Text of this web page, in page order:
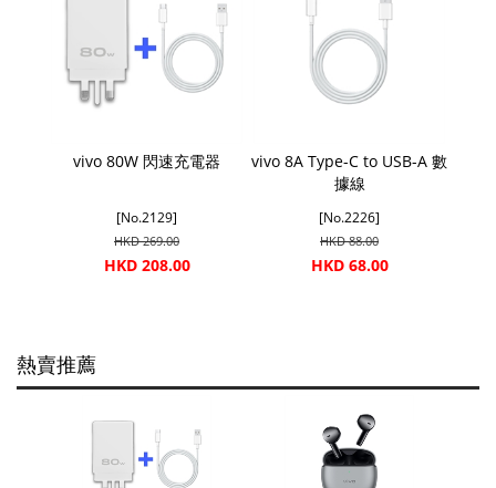
vivo 80W 閃速充電器
[No.2129]
HKD 269.00
HKD 208.00
vivo 8A Type-C to USB-A 數
據線
[No.2226]
HKD 88.00
HKD 68.00
熱賣推薦